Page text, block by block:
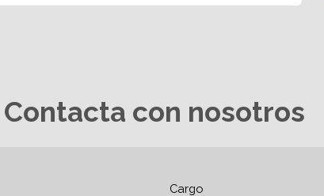
Contacta con nosotros
Cargo